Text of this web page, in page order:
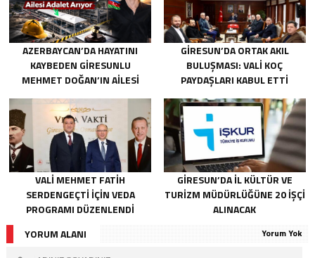
AZERBAYCAN’DA HAYATINI
KAYBEDEN GIRESUNLU
MEHMET DOĞAN’IN AILESI
GIRESUN’DA ORTAK AKIL
BULUŞMASI: VALI KOÇ
PAYDAŞLARI KABUL ETTI
VALI MEHMET FATIH
SERDENGEÇTI İÇIN VEDA
PROGRAMI DÜZENLENDI
GIRESUN’DA İL KÜLTÜR VE
TURIZM MÜDÜRLÜĞÜNE 20 İŞÇI
ALINACAK
YORUM ALANI
Yorum Yok